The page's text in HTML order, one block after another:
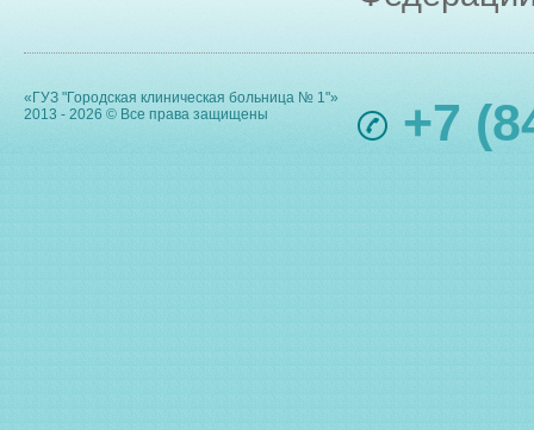
«ГУЗ "Городская клиническая больница № 1"»
2013 - 2026 © Все права защищены
+7